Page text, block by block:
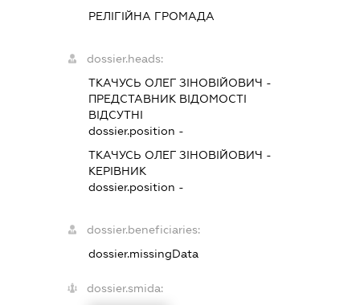
РЕЛІГІЙНА ГРОМАДА
dossier.heads:
ТКАЧУСЬ ОЛЕГ ЗІНОВІЙОВИЧ -
ПРЕДСТАВНИК ВІДОМОСТІ
ВІДСУТНІ
dossier.position -
ТКАЧУСЬ ОЛЕГ ЗІНОВІЙОВИЧ -
КЕРІВНИК
dossier.position -
dossier.beneficiaries:
dossier.missingData
dossier.smida: